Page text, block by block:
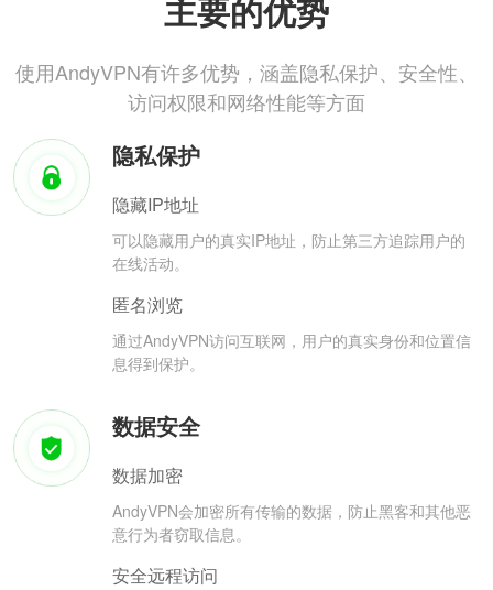
主要的优势
使用AndyVPN有许多优势，涵盖隐私保护、安全性、
访问权限和网络性能等方面
隐私保护
隐藏IP地址
可以隐藏用户的真实IP地址，防止第三方追踪用户的
在线活动。
匿名浏览
通过AndyVPN访问互联网，用户的真实身份和位置信
息得到保护。
数据安全
数据加密
AndyVPN会加密所有传输的数据，防止黑客和其他恶
意行为者窃取信息。
安全远程访问